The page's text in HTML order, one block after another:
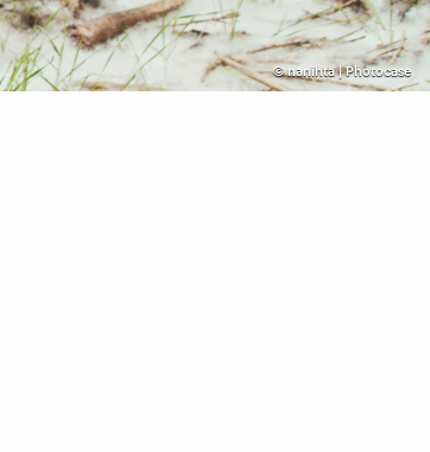
©nanihta | Photocase